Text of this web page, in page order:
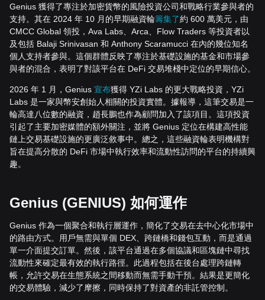
Genius 獲得了專注於加密貨幣的風險投資公司和戰略行業參與者的
支持。其在 2024 年 10 月的早期融資輪籌集了約 600 萬美元，由
CMCC Global 領投，Ava Labs、Arca、Flow Traders 等投資者以
及包括 Balaji Srinivasan 和 Anthony Scaramucci 在內的幾位知名
個人支持者參與。這個群體反映了專注於基礎設施的基金和市場參
與者的混合，表明了對該平台在 DeFi 交易堆棧中定位的早期信心。
2026 年 1 月，Genius 宣布獲得 YZi Labs 的更大戰略投資，YZi
Labs 是一家與幣安創始人相關的投資實體。據報導，這筆交易是一
輪高達八位數的融資，趙長鵬也作為顧問加入了該項目。這項投資
引起了主要加密媒體的額外關注，並將 Genius 定位在構建高性能
鏈上交易基礎設施的更廣泛敘事中。總之，這些融資輪表明機構對
旨在提高分散的 DeFi 市場中執行效率和流動性訪問的平台的持續興
趣。
Genius (GENIUS) 如何運作
Genius 作為一個聚合和執行層運作，簡化了交易在去中心化市場中
的路由方式。用戶無需與單個 DEX、跨鏈橋和錢包互動，而是通過
單一介面提交訂單。然後，該平台通過在多個協議和區塊鏈中尋找
流動性來確定最有效的執行路徑。此過程包括在後台處理跨鏈轉
帳，允許交易在生態系統之間移動而無需手動干預。結果是更簡化
的交易體驗，減少了摩擦，同時保持了對資產的非託管控制。